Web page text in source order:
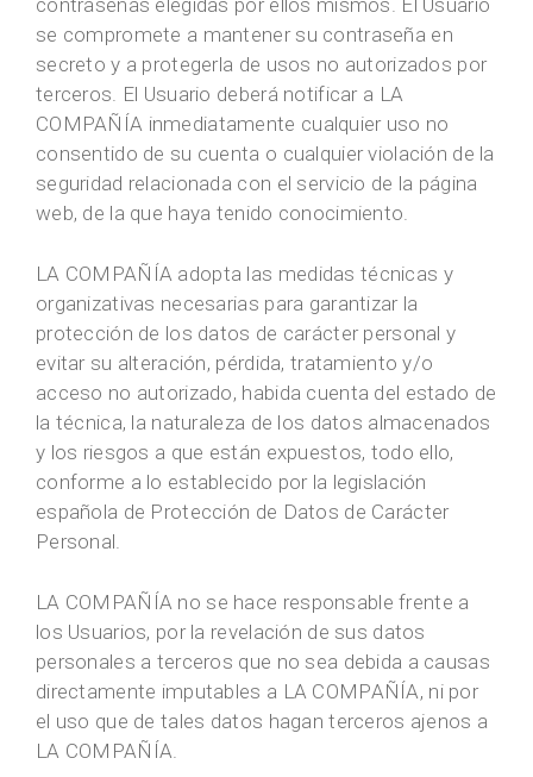
contraseñas elegidas por ellos mismos. El Usuario
se compromete a mantener su contraseña en
secreto y a protegerla de usos no autorizados por
terceros. El Usuario deberá notificar a LA
COMPAÑÍA inmediatamente cualquier uso no
consentido de su cuenta o cualquier violación de la
seguridad relacionada con el servicio de la página
web, de la que haya tenido conocimiento.
LA COMPAÑÍA adopta las medidas técnicas y
organizativas necesarias para garantizar la
protección de los datos de carácter personal y
evitar su alteración, pérdida, tratamiento y/o
acceso no autorizado, habida cuenta del estado de
la técnica, la naturaleza de los datos almacenados
y los riesgos a que están expuestos, todo ello,
conforme a lo establecido por la legislación
española de Protección de Datos de Carácter
Personal.
LA COMPAÑÍA no se hace responsable frente a
los Usuarios, por la revelación de sus datos
personales a terceros que no sea debida a causas
directamente imputables a LA COMPAÑÍA, ni por
el uso que de tales datos hagan terceros ajenos a
LA COMPAÑÍA.